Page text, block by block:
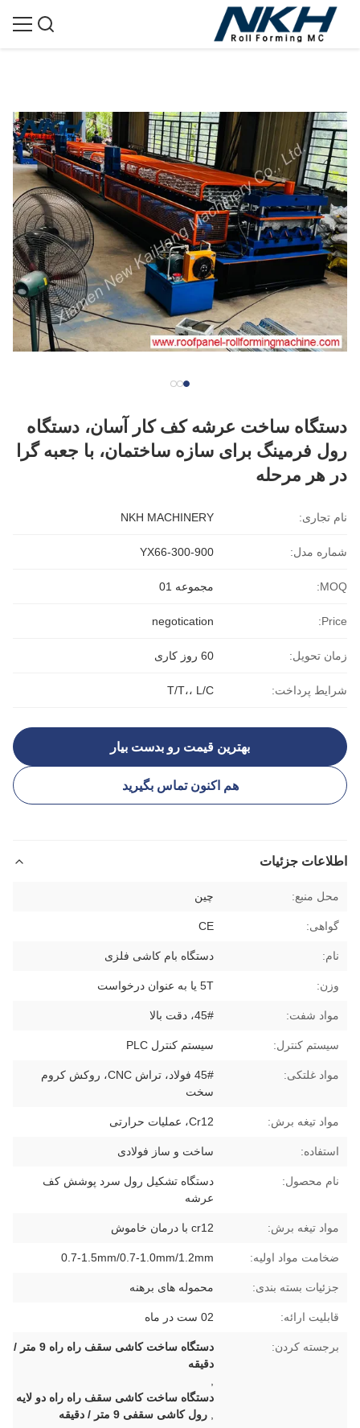
دستگاه ساخت عرشه کف کار آسان، دستگاه
رول فرمینگ برای سازه ساختمان، با جعبه گرا
در هر مرحله
نام تجاری: NKH MACHINERY
شماره مدل: YX66-300-900
MOQ: مجموعه 01
Price:
negotication
زمان تحویل: 60 روز کاری
شرایط پرداخت: T/T،، L/C
بهترین قیمت رو بدست بیار
هم اکنون تماس بگیرید
اطلاعات جزئیات
محل منبع: چین
گواهی: CE
نام: دستگاه بام کاشی فلزی
وزن: 5T یا به عنوان درخواست
مواد شفت: 45#، دقت بالا
سیستم کنترل: سیستم کنترل PLC
مواد غلتکی:
45# فولاد، تراش CNC، روکش کروم
سخت
مواد تیغه برش: Cr12، عملیات حرارتی
استفاده: ساخت و ساز فولادی
نام محصول:
دستگاه تشکیل رول سرد پوشش کف
عرشه
مواد تیغه برش: cr12 با درمان خاموش
ضخامت مواد اولیه: 0.7-1.5mm/0.7-1.0mm/1.2mm
جزئیات بسته بندی: محموله های برهنه
قابلیت ارائه: 02 ست در ماه
برجسته کردن:
دستگاه ساخت کاشی سقف راه راه 9 متر /
دقیقه
دستگاه ساخت کاشی سقف راه راه دو لایه
,رول کاشی سقفی 9 متر / دقیقه